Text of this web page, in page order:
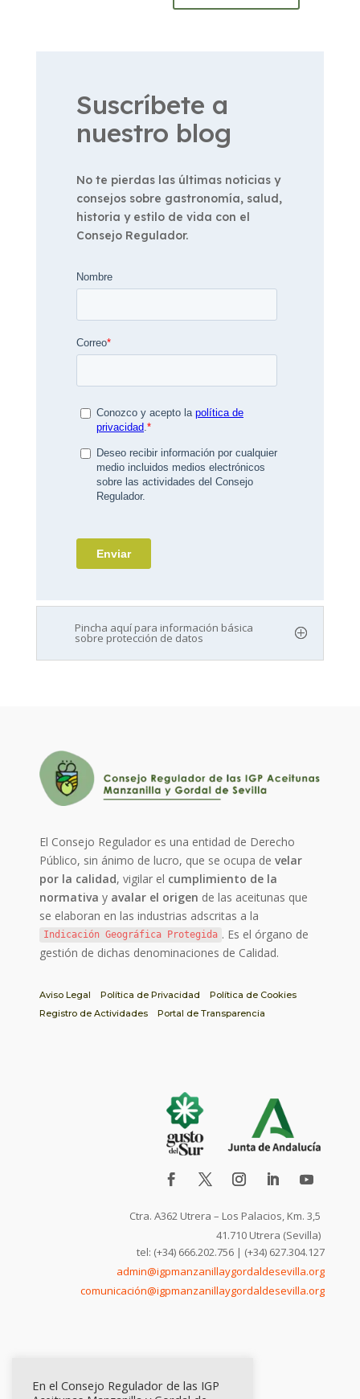
Suscríbete a
nuestro blog
No te pierdas las últimas noticias y
consejos sobre gastronomía, salud,
historia y estilo de vida con el
Consejo Regulador.
Pincha aquí para información básica
sobre protección de datos
El Consejo Regulador es una entidad de Derecho
Público, sin ánimo de lucro, que se ocupa develar
por la calidad, vigilar el cumplimiento de la
normativa y avalar el origen de las aceitunas que
se elaboran en las industrias adscritas a la
Indicación Geográfica Protegida . Es el órgano de
gestión de dichas denominaciones de Calidad.
Aviso Legal Política de Privacidad
Política de Cookies
Registro de Actividades
Portal de Transparencia
Ctra. A362 Utrera – Los Palacios, Km. 3,5
41.710 Utrera (Sevilla)
tel: (+34) 666.202.756 | (+34) 627.304.127
admin@igpmanzanillaygordaldesevilla.org
comunicación@igpmanzanillaygordaldesevilla.org
En el Consejo Regulador de las IGP